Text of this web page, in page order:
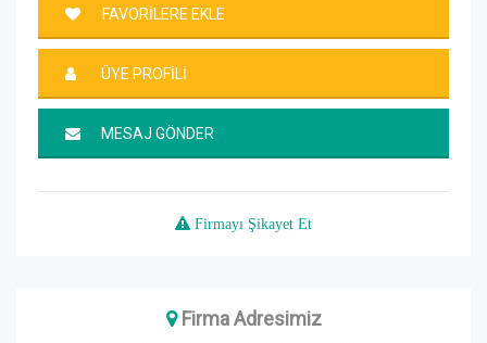
FAVORİLERE EKLE
ÜYE PROFİLİ
MESAJ GÖNDER
Firmayı Şikayet Et
Firma Adresimiz